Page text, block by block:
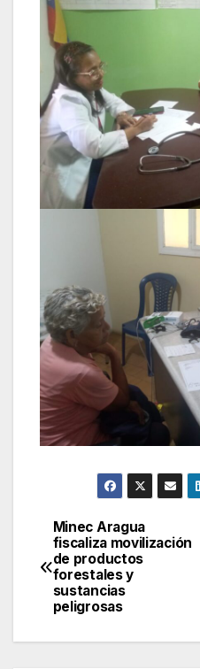
Navegación
de
entradas
Minec Aragua
fiscaliza movilización
de productos
forestales y
sustancias
peligrosas